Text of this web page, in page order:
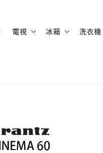
電視 冰箱 洗衣機